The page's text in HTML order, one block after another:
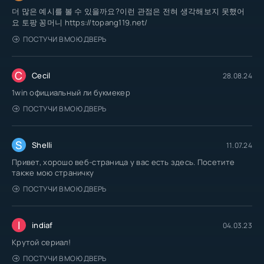
더 많은 예시를 볼 수 있을까요?이런 관점은 전혀 생각해보지 못했어
요 토팡 꽁머니 https://topang119.net/
ПОСТУЧИ В МОЮ ДВЕРЬ
C Cecil 28.08.24
1win официальный ли букмекер
ПОСТУЧИ В МОЮ ДВЕРЬ
S Shelli 11.07.24
Привет, хорошо веб-страница у вас есть здесь. Посетите
также мою страничку
ПОСТУЧИ В МОЮ ДВЕРЬ
I indiaf 04.03.23
Крутой сериал!
ПОСТУЧИ В МОЮ ДВЕРЬ